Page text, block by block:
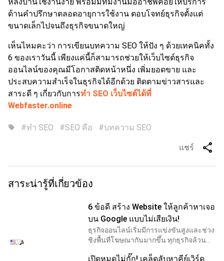
ด้านคำปรึกษาตลอดอายุการใช้งาน ตอบโจทย์ธุรกิจตั้งแต่
ขนาดเล็กไปจนถึงธุรกิจขนาดใหญ่
เห็นไหมคะว่า การเขียนบทความ SEO ให้ปัง ๆ ด้วยเทคนิคทั้ง
6 ของเราวันนี้ เพียงแค่นี้ก็สามารถช่วยให้เว็บไซต์ธุรกิจ
ออนไลน์ของคุณมีโอกาสติดหน้าหนึ่ง เพิ่มยอดขาย และ
ประสบความสำเร็จในธุรกิจได้อีกด้วย ติดตามข่าวสารและ
สาระดี ๆ เกี่ยวกับการทำ SEO เว็บไซต์ได้ที่
Webfaster.online
sell #ทำ SEO #SEO คือ #บทความ SEO
แชร์ share
สาระน่ารู้ที่เกี่ยวข้อง
6 ข้อดี สร้าง Website ให้ลูกค้าหาเจอ
บน Google แบบไม่เสียเงิน!
ธุรกิจออนไลน์เริ่มมีการแข่งขันสูงและช่วง
ชิงพื้นที่โฆษณากันมากขึ้น ทุกธุรกิจล้วน
เปิดหมดไม่กั๊ก! เคล็ดลับหาคีย์เวิร์ด